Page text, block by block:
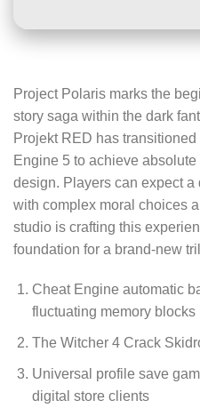
Project Polaris marks the
story saga within the dark
Projekt RED has
Engine 5 to achieve
design. Players can expect
with complex moral choices
studio is crafting this
foundation for a brand-new
Cheat Engine automatic
fluctuating memory blocks
The Witcher 4 Crack
Universal profile save
digital store clients